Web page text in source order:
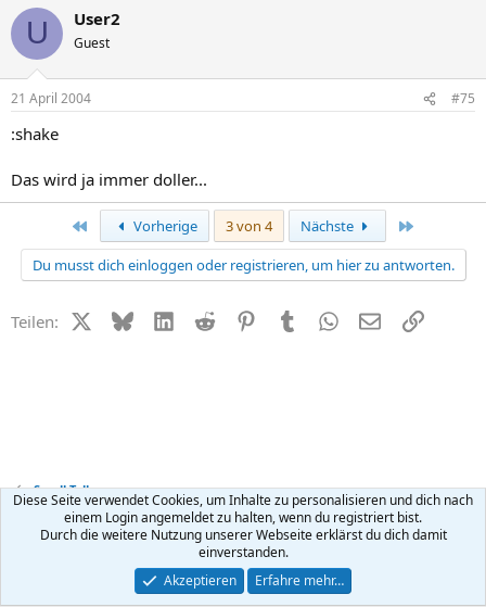
U User2
Guest
21 April 2004 #75
:shake
Das wird ja immer doller...
Erste Vorherige 3 von 4 Nächste
Du musst dich einloggen oder registrieren, um hier zu antworten.
Teilen: X (Twitter)
BlueskyLinkedIn
Reddit PinterestTumblr WhatsApp
E-MailLink
Small Talk
Kontakt Nutzungsbedingungen Datenschutz Hilfe
R
Community platform by XenForo ® © 2010-2026 XenForo Ltd.
Diese Seite verwendet Cookies, um Inhalte zu personalisieren und dich nach
einem Login angemeldet zu halten, wenn du registriert bist.
Durch die weitere Nutzung unserer Webseite erklärst du dich damit
einverstanden.
Akzeptieren
Erfahre mehr…